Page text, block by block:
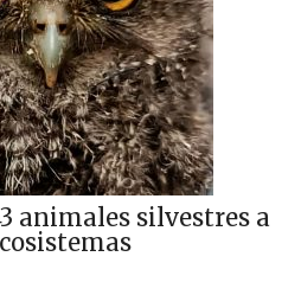
animales silvestres a